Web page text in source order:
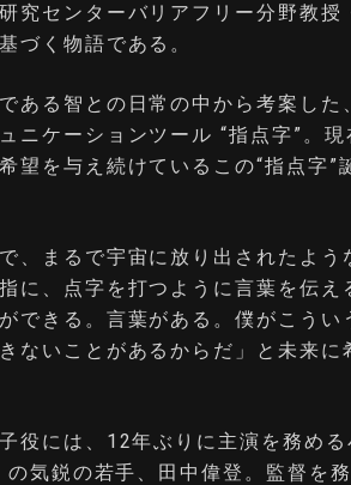
究センターバリアフリー分野教授
づく物語である。
ある智との日常の中から考案した
ニケーションツール “指点字”。現
望を与え続けているこの“指点字”
、まるで宇宙に放り出されたよう
に、点字を打つように言葉を伝え
できる。言葉がある。僕がこうい
ないことがあるからだ」と未来に
役には、12年ぶりに主演を務める
気鋭の若手、田中偉登。監督を